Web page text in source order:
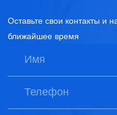
Оставьте свои контакты и
ближайшее время